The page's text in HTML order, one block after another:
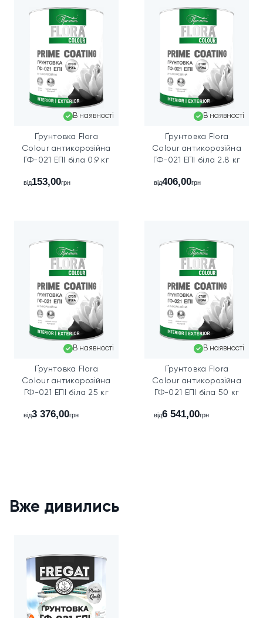
Застереження
приміщенні, використовуйте засоби індивідуального захисту.
Зберігайте у закритій тарі подалі від відкритого вогню.
В наявності
Ґрунтовка Flora
Colour антикорозійна
ГФ-021 ЕПІ біла 0.9 кг
від153,00грн
В наявності
Ґрунтовка Flora
Colour антикорозійна
ГФ-021 ЕПІ біла 2.8 кг
від406,00грн
В наявності
Ґрунтовка Flora
Colour антикорозійна
ГФ-021 ЕПІ біла 25 кг
від3 376,00грн
В наявності
Ґрунтовка Flora
Colour антикорозійна
ГФ-021 ЕПІ біла 50 кг
від6 541,00грн
Вже дивились